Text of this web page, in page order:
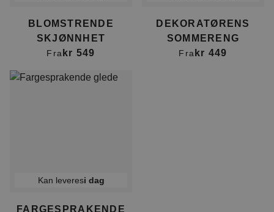
BLOMSTRENDE
SKJØNNHET
Fra kr 549
DEKORATØRENS
SOMMERENG
Fra kr 449
Kan leveresi dag
FARGESPRAKENDE